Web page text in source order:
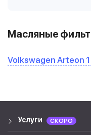
Масляные
Volkswagen Arteon
Услуги СКОРО